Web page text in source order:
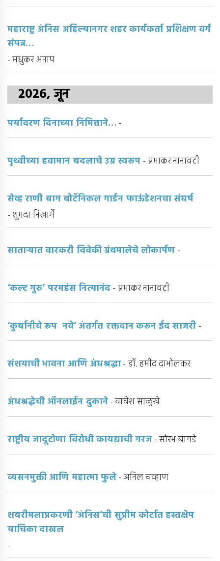
महाराष्ट्र अंनिस अहिल्यानगर शहर कार्यकर्ता प्रशिक्षण वर्ग
संपन्न…
- मधुकर अनाप
2026, जून
पर्यावरण दिनाच्या निमित्ताने…-
पृथ्वीच्या हवामान बदलाचे उग्र स्वरूप - प्रभाकर नानावटी
सेव्ह राणी बाग बोटॅनिकल गार्डन फाऊंडेशनचा संघर्ष
- शुभदा निखार्गे
सातार्‍यात वारकरी विवेकी ग्रंथमालेचे लोकार्पण -
‘कल्ट गुरु’ परमहंस नित्यानंद- प्रभाकर नानावटी
‘कुर्बानीचे रूप नवे’ अंतर्गत रक्तदान करून ईद साजरी -
संशयाची भावना आणि अंधश्रद्धा- डॉ. हमीद दाभोलकर
अंधश्रद्धेची ऑनलाईन दुकाने- वाघेश साळुंखे
राष्ट्रीय जादूटोणा विरोधी कायद्याची गरज - सौरभ बागडे
व्यसनमुक्ती आणि महात्मा फुले- अनिल चव्हाण
शबरीमलाप्रकरणी ‘अंनिस’ची सुप्रीम कोर्टात हस्तक्षेप
याचिका दाखल
-